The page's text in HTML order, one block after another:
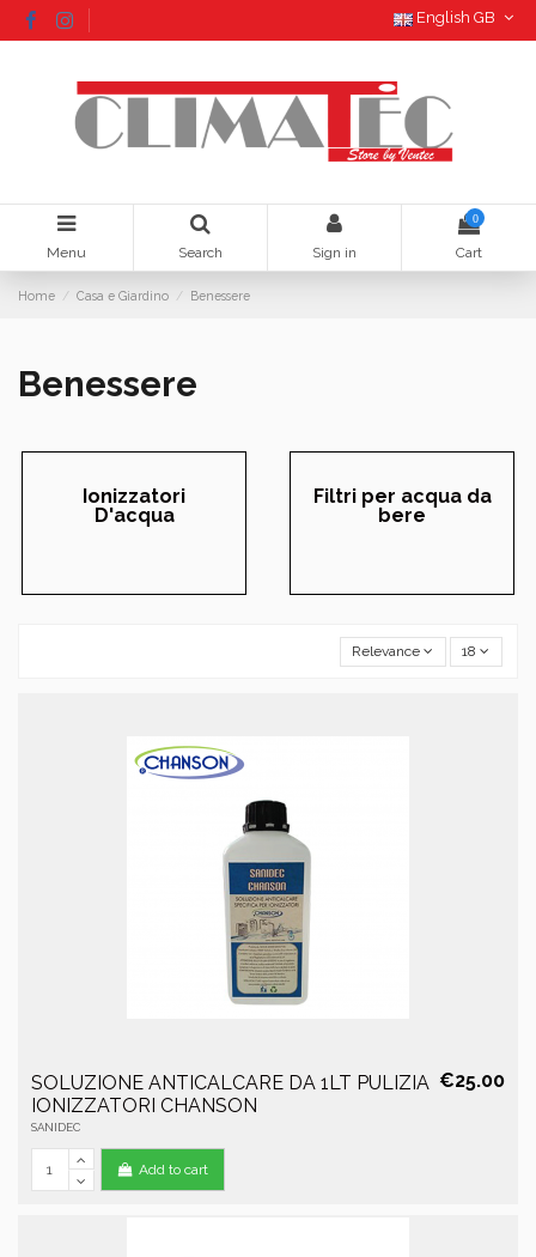
English GB
Menu Search Sign in
0
Cart
Home Casa e Giardino Benessere
Benessere
Ionizzatori
D'acqua
Filtri per acqua da
bere
Relevance 18
SOLUZIONE ANTICALCARE DA 1LT PULIZIA
IONIZZATORI CHANSON
SANIDEC
€25.00
Add to cart